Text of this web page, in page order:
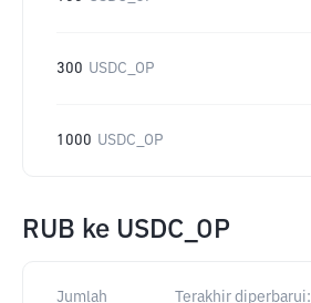
300 USDC_OP
1000 USDC_OP
RUB ke USDC_OP
Jumlah Terakhir diperbarui: